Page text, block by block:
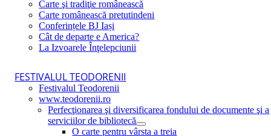
Carte şi tradiţie românească
Carte românească pretutindeni
Conferințele BJ Iași
Cât de departe e America?
La Izvoarele Înţelepciunii
FESTIVALUL TEODORENII
Festivalul Teodorenii
www.teodorenii.ro
Perfecţionarea şi diversificarea fondului de documente şi a
serviciilor de bibliotecă
O carte pentru vârsta a treia